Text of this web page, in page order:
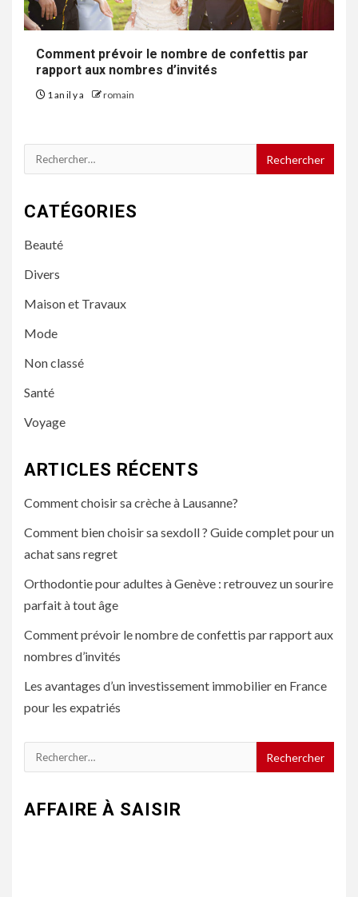
Comment prévoir le nombre de confettis par
rapport aux nombres d’invités
1 an il y a romain
Rechercher :
CATÉGORIES
Beauté
Divers
Maison et Travaux
Mode
Non classé
Santé
Voyage
ARTICLES RÉCENTS
Comment choisir sa crèche à Lausanne?
Comment bien choisir sa sexdoll ? Guide complet pour un
achat sans regret
Orthodontie pour adultes à Genève : retrouvez un sourire
parfait à tout âge
Comment prévoir le nombre de confettis par rapport aux
nombres d’invités
Les avantages d’un investissement immobilier en France
pour les expatriés
Rechercher :
AFFAIRE À SAISIR